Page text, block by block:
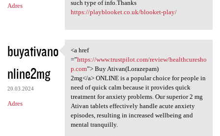
Adres
such type of info.Thanks
https://playblooket.co.uk/blooket-play/
buyativano
nline2mg
20.03.2024
Adres
<a href =”https://www
<a href
=”https://www.trustpilot.com/review/healthcuresho
p.com”> Buy Ativan(Lorazepam)
2mg</a> ONLINE is a popular choice for people in
need of quick calm because it provides quick
treatment for anxiety problems. Our superior 2 mg
Ativan tablets effectively handle acute anxiety
episodes, resulting in increased wellbeing and
mental tranquilly.